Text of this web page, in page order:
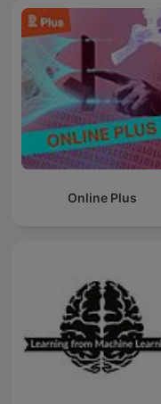
Online Plus